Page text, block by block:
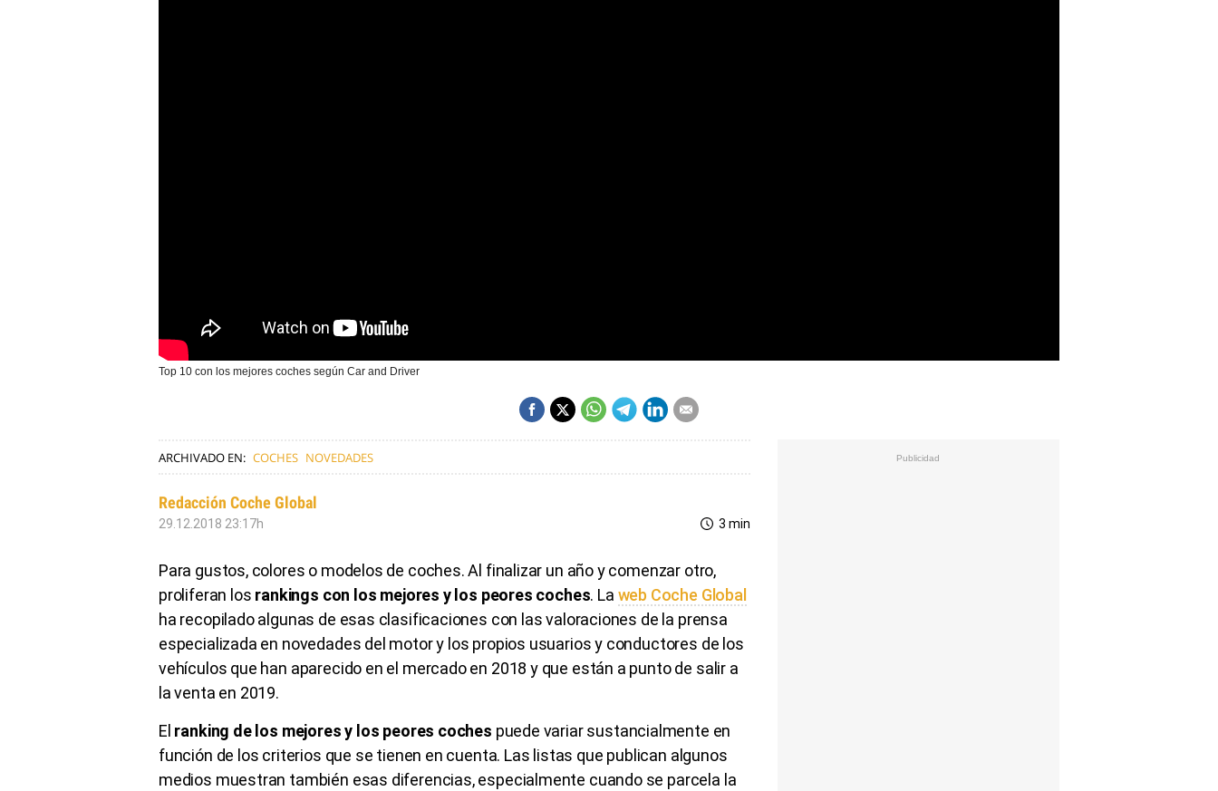
Top 10 con los mejores coches según Car and Driver
ARCHIVADO EN: COCHES NOVEDADES
Redacción Coche Global
29.12.2018 23:17h 3 min
Para gustos, colores o modelos de coches. Al finalizar un año y comenzar otro,
proliferan los rankings con los mejores y los peores coches. La web Coche Global
ha recopilado algunas de esas clasificaciones con las valoraciones de la prensa
especializada en novedades del motor y los propios usuarios y conductores de los
vehículos que han aparecido en el mercado en 2018 y que están a punto de salir a
la venta en 2019.
El ranking de los mejores y los peores coches puede variar sustancialmente en
función de los criterios que se tienen en cuenta. Las listas que publican algunos
medios muestran también esas diferencias, especialmente cuando se parcela la